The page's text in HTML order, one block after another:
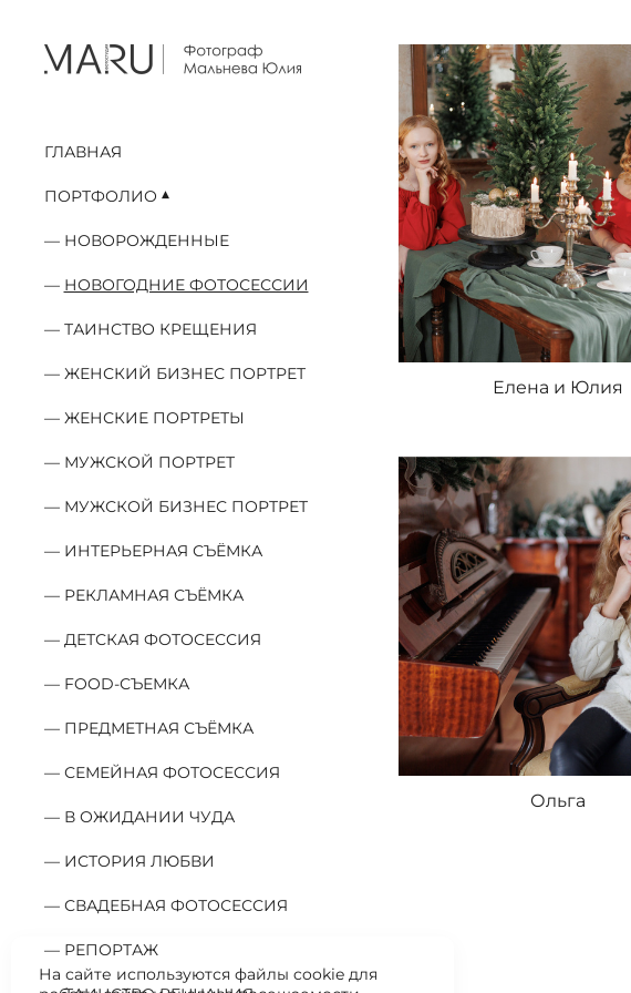
ГЛАВНАЯ
ПОРТФОЛИО
НОВОРОЖДЕННЫЕ
НОВОГОДНИЕ ФОТОСЕССИИ
ТАИНСТВО КРЕЩЕНИЯ
ЖЕНСКИЙ БИЗНЕС ПОРТРЕТ
ЖЕНСКИЕ ПОРТРЕТЫ
МУЖСКОЙ ПОРТРЕТ
МУЖСКОЙ БИЗНЕС ПОРТРЕТ
ИНТЕРЬЕРНАЯ СЪЁМКА
РЕКЛАМНАЯ СЪЁМКА
ДЕТСКАЯ ФОТОСЕССИЯ
FOOD-СЪЕМКА
ПРЕДМЕТНАЯ СЪЁМКА
СЕМЕЙНАЯ ФОТОСЕССИЯ
В ОЖИДАНИИ ЧУДА
ИСТОРИЯ ЛЮБВИ
СВАДЕБНАЯ ФОТОСЕССИЯ
РЕПОРТАЖ
Елена и Юлия
Ольга
На сайте используются файлы cookie для